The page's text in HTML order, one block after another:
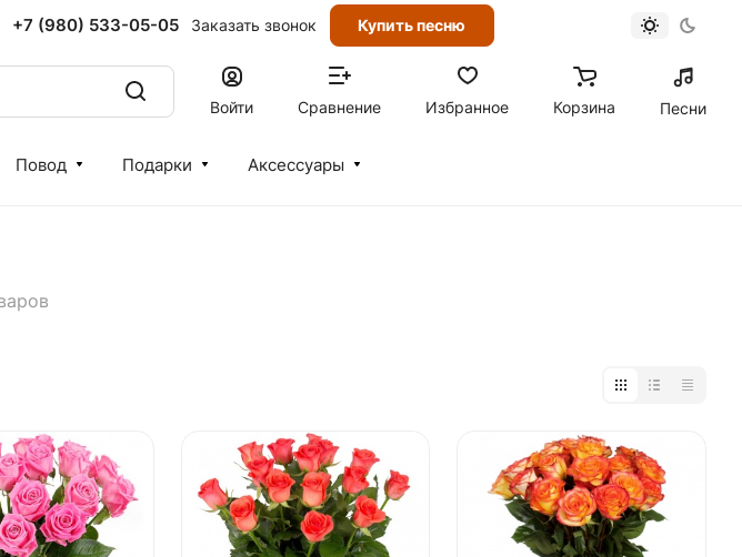
+7 (980) 533-05-05 Заказать звонок Купить песню
Войти Сравнение Избранное Корзина Песни
Повод Подарки Аксессуары